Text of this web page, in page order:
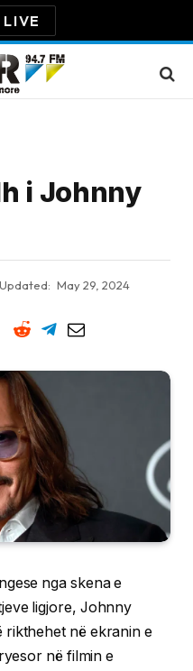
i Johnny
Updated: May 29, 2024
nga skena e
ligjore, Johnny
rikthehet në ekranin e
në filmin e